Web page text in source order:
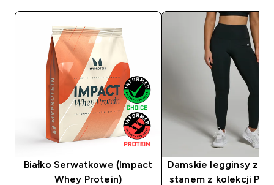
Białko Serwatkowe (Impact
Whey Protein)
Damskie legginsy z
stanem z kolekcji